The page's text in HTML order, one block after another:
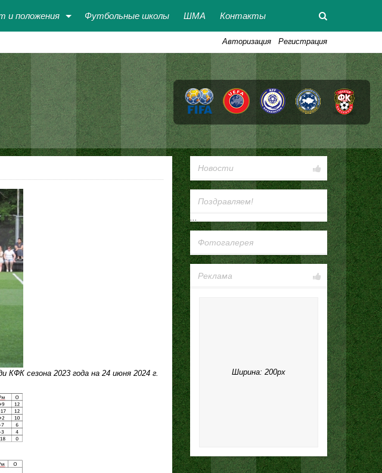
и положения Футбольные школы ШМА Контакты
Авторизация Регистрация
КФК сезона 2023 года на 24 июня 2024 г.
Новости
Поздравляем!
...
Фотогалерея
Реклама
Ширина: 200px